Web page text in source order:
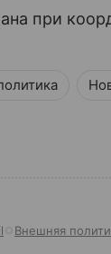
при
Внешняя